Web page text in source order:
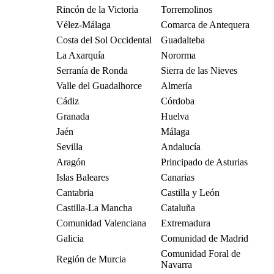
Rincón de la Victoria
Torremolinos
Vélez-Málaga
Comarca de Antequera
Costa del Sol Occidental
Guadalteba
La Axarquía
Nororma
Serranía de Ronda
Sierra de las Nieves
Valle del Guadalhorce
Almería
Cádiz
Córdoba
Granada
Huelva
Jaén
Málaga
Sevilla
Andalucía
Aragón
Principado de Asturias
Islas Baleares
Canarias
Cantabria
Castilla y León
Castilla-La Mancha
Cataluña
Comunidad Valenciana
Extremadura
Galicia
Comunidad de Madrid
Región de Murcia
Comunidad Foral de
Navarra